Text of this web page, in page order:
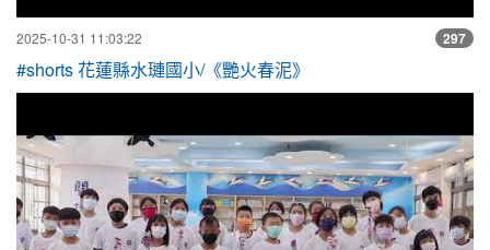
297
2025-10-31 11:03:22
#shorts 花蓮縣水璉國小/《艷火春泥》